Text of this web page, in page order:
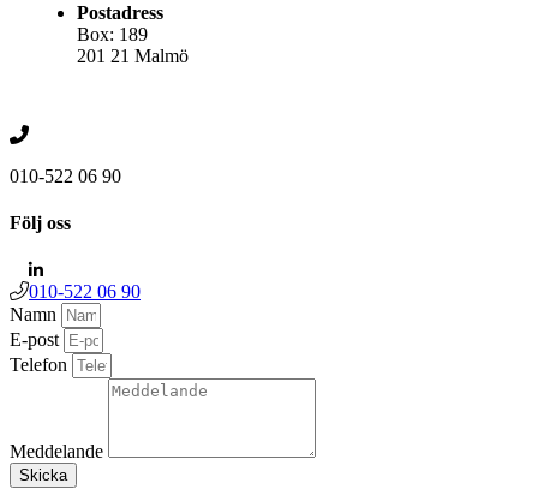
Postadress
Box: 189
201 21 Malmö
010-522 06 90
Följ oss
010-522 06 90
Namn
E-post
Telefon
Meddelande
Skicka